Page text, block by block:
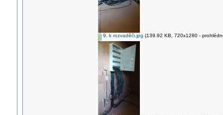
9. k rozvaděči.jpg (139.92 KB, 720x1280 -